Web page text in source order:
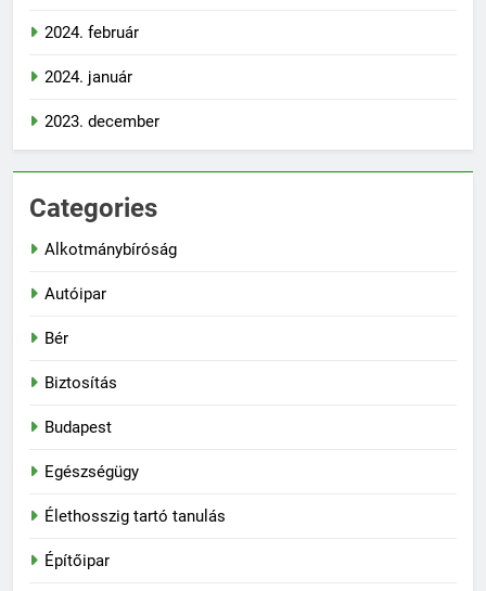
2024. február
2024. január
2023. december
Categories
Alkotmánybíróság
Autóipar
Bér
Biztosítás
Budapest
Egészségügy
Élethosszig tartó tanulás
Építőipar